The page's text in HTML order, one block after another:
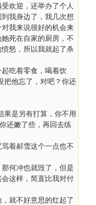
欢迎，还举办了个人
我身边了，我几次想
我来说很好的机会来
死在自家的厨房，不
怒，所以我就起了杀
吃着零食，喝着饮
把他忘了，对吧？你还
是另有打算，你不用
还嫩了些，再回去练
着郝雪这个一点也不
何冲也就毁了，但是
这样，简直比我对付
就不好意思的红起了